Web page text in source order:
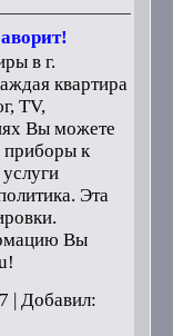
в г.
квартира
TV,
Вы можете
приборы к
Эта
Вы
Добавил: